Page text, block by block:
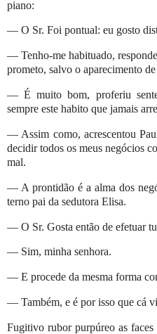
piano:
— O Sr. Foi pontual: eu gosto
— Tenho-me habituado,
prometo, salvo o aparecimento
— É muito bom, proferiu
sempre este habito que jamais
— Assim como, acrescentou
decidir todos os meus negócios
mal.
— A prontidão é a alma dos
terno pai da sedutora Elisa.
— O Sr. Gosta então de efetuar
— Sim, minha senhora.
— E procede da mesma forma
— Também, e é por isso que cá
Fugitivo rubor purpúreo as